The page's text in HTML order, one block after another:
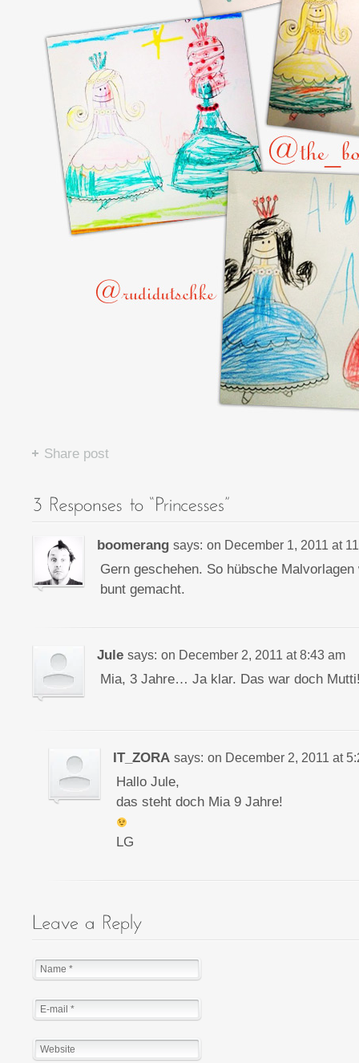
Share post
boomerang says: on December 1, 2011 at
Gern geschehen. So hübsche Malvorlagen
bunt gemacht.
Jule says: on December 2, 2011 at 8:43 am
Mia, 3 Jahre… Ja klar. Das war doch
IT_ZORA says: on December 2, 2011 at
Hallo Jule,
das steht doch Mia 9 Jahre!
LG